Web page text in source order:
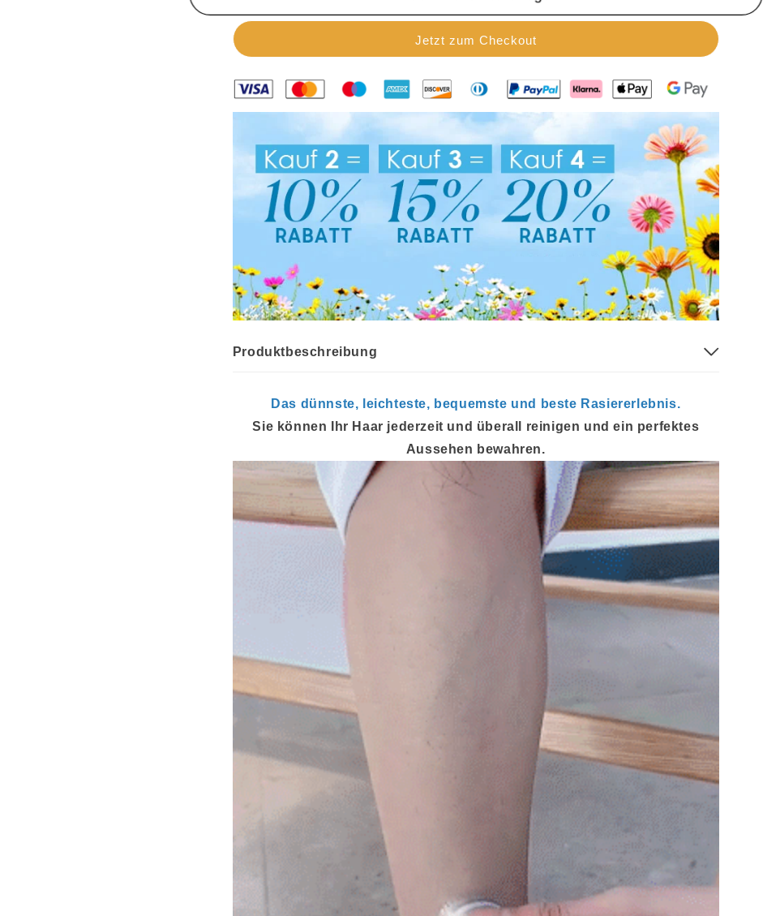
Jetzt zum Checkout
Produktbeschreibung
Das dünnste, leichteste, bequemste und beste Rasiererlebnis.
Sie können Ihr Haar jederzeit und überall reinigen und ein perfektes
Aussehen bewahren.